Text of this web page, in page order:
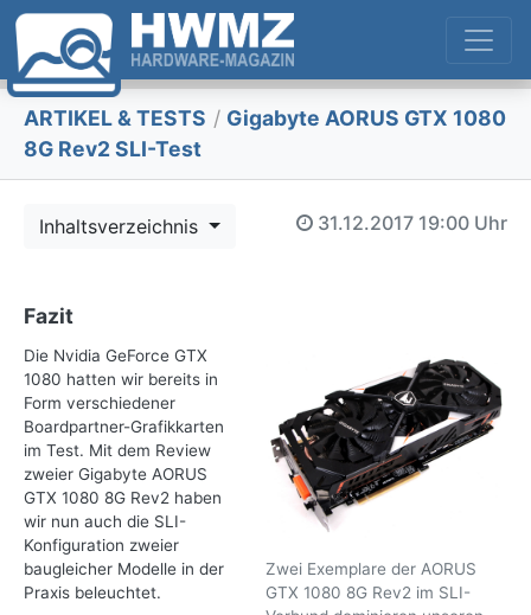
ARTIKEL & TESTS / Gigabyte AORUS GTX 1080
8G Rev2 SLI-Test
Inhaltsverzeichnis 31.12.2017 19:00 Uhr
Fazit
Zwei Exemplare der AORUS
GTX 1080 8G Rev2 im SLI-
Die Nvidia GeForce GTX
1080 hatten wir bereits in
Form verschiedener
Boardpartner-Grafikkarten
im Test. Mit dem Review
zweier Gigabyte AORUS
GTX 1080 8G Rev2 haben
wir nun auch die SLI-
Konfiguration zweier
baugleicher Modelle in der
Praxis beleuchtet.